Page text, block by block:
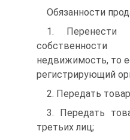
Обязанности
1. Перенести
недвижимость, то
регистрирующий
2. Передать
3. Передать
третьих лиц;